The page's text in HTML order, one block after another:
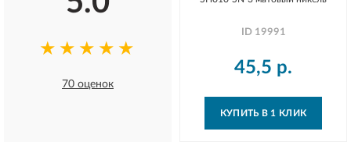
★★★★★
70 оценок
ID 19991
45,5 р.
КУПИТЬ В 1 КЛИК